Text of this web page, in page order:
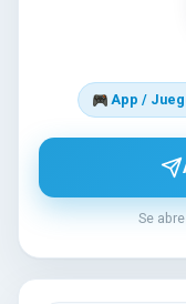
App /
Se